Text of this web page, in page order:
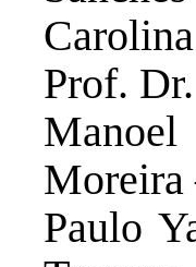
Prof.
Moreira
Paulo